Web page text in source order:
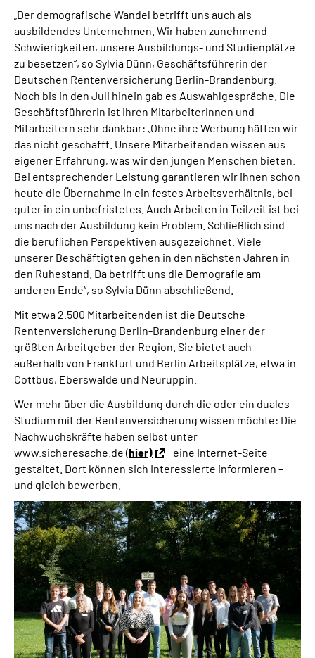
„Der demografische Wandel betrifft uns auch als
ausbildendes Unternehmen. Wir haben zunehmend
Schwierigkeiten, unsere Ausbildungs- und Studienplätze
zu besetzen“, so Sylvia Dünn, Geschäftsführerin der
Deutschen Rentenversicherung Berlin-Brandenburg.
Noch bis in den Juli hinein gab es Auswahlgespräche. Die
Geschäftsführerin ist ihren Mitarbeiterinnen und
Mitarbeitern sehr dankbar: „Ohne ihre Werbung hätten wir
das nicht geschafft. Unsere Mitarbeitenden wissen aus
eigener Erfahrung, was wir den jungen Menschen bieten.
Bei entsprechender Leistung garantieren wir ihnen schon
heute die Übernahme in ein festes Arbeitsverhältnis, bei
guter in ein unbefristetes. Auch Arbeiten in Teilzeit ist bei
uns nach der Ausbildung kein Problem. Schließlich sind
die beruflichen Perspektiven ausgezeichnet. Viele
unserer Beschäftigten gehen in den nächsten Jahren in
den Ruhestand. Da betrifft uns die Demografie am
anderen Ende“, so Sylvia Dünn abschließend.
Mit etwa 2.500 Mitarbeitenden ist die Deutsche
Rentenversicherung Berlin-Brandenburg einer der
größten Arbeitgeber der Region. Sie bietet auch
außerhalb von Frankfurt und Berlin Arbeitsplätze, etwa in
Cottbus, Eberswalde und Neuruppin.
Wer mehr über die Ausbildung durch die oder ein duales
Studium mit der Rentenversicherung wissen möchte: Die
Nachwuchskräfte haben selbst unter
www.sicheresache.de (hier)
eine Internet-Seite
gestaltet. Dort können sich Interessierte infor­mie­ren –
und gleich bewerben.